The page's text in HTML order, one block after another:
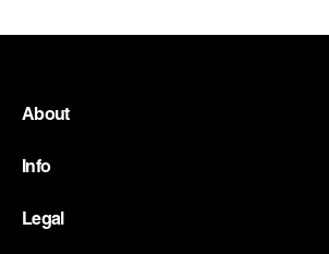
About
Info
Legal